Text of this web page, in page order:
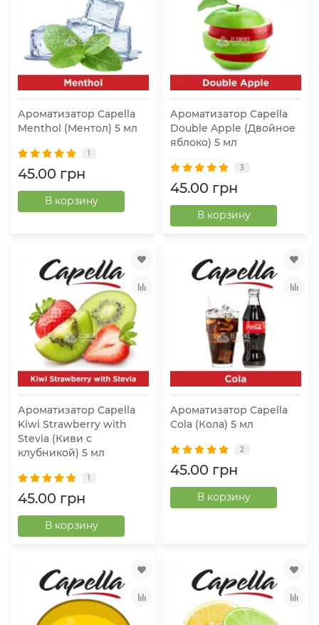
Ароматизатор Capella
Menthol (Ментол) 5 мл
1
45.00 грн
В корзину
Ароматизатор Capella
Double Apple (Двойное
яблоко) 5 мл
3
45.00 грн
В корзину
Ароматизатор Capella
Kiwi Strawberry with
Stevia (Киви с
клубникой) 5 мл
1
45.00 грн
В корзину
Ароматизатор Capella
Cola (Кола) 5 мл
2
45.00 грн
В корзину